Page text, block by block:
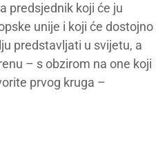
predsjednik koji će ju
unije i koji će dostojno
predstavljati u svijetu, a
– s obzirom na one koji
prvog kruga –